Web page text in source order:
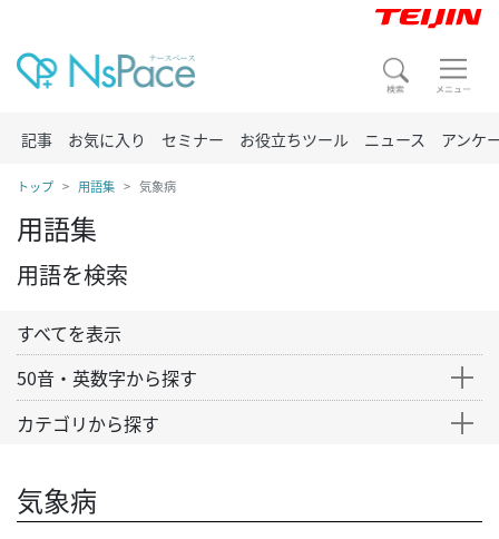
記事 お気に入り セミナー お役立ちツール ニュース アンケ
トップ 用語集 気象病
用語集
用語を検索
すべてを表示
50音・英数字から探す
カテゴリから探す
気象病